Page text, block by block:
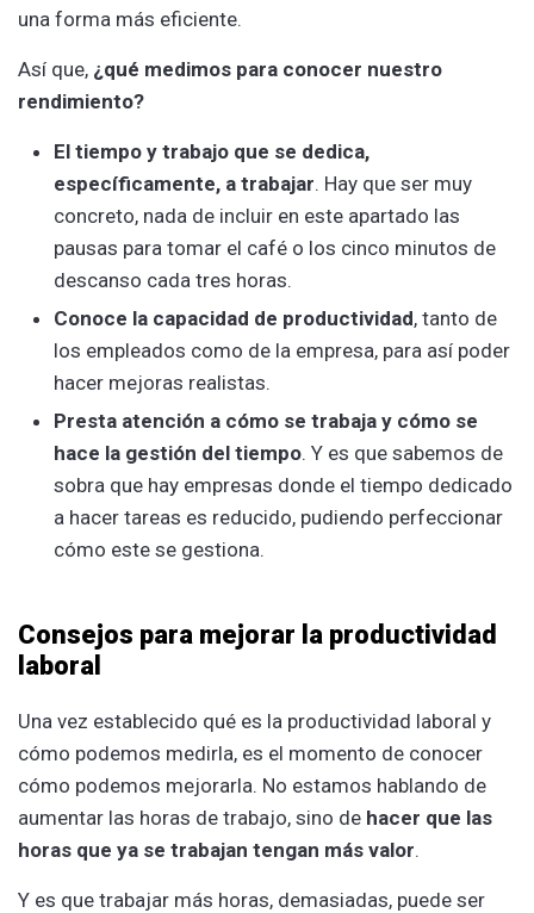
una forma más eficiente.
Así que, ¿qué medimos para conocer nuestro
rendimiento?
El tiempo y trabajo que se dedica,
específicamente, a trabajar. Hay que ser muy
concreto, nada de incluir en este apartado las
pausas para tomar el café o los cinco minutos de
descanso cada tres horas.
Conoce la capacidad de productividad, tanto de
los empleados como de la empresa, para así poder
hacer mejoras realistas.
Presta atención a cómo se trabaja y cómo se
hace la gestión del tiempo. Y es que sabemos de
sobra que hay empresas donde el tiempo dedicado
a hacer tareas es reducido, pudiendo perfeccionar
cómo este se gestiona.
Consejos para mejorar la productividad
laboral
Una vez establecido qué es la productividad laboral y
cómo podemos medirla, es el momento de conocer
cómo podemos mejorarla. No estamos hablando de
aumentar las horas de trabajo, sino de hacer que las
horas que ya se trabajan tengan más valor.
Y es que trabajar más horas, demasiadas, puede ser